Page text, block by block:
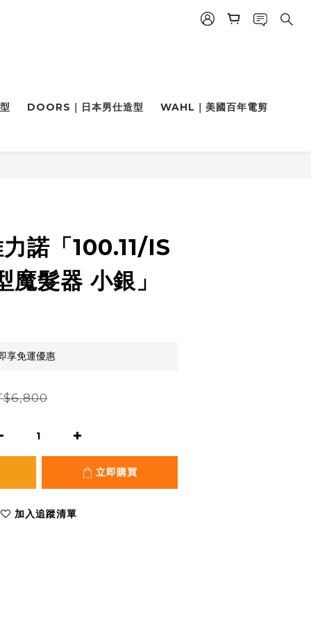
DOORS｜日本男仕造型 WAHL｜美國百年電剪
諾「100.11/IS
魔髮器 小銀」
享免運優惠
立即購買
加入追蹤清單